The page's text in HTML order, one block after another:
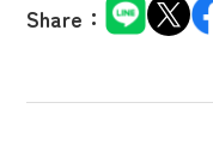
Share：